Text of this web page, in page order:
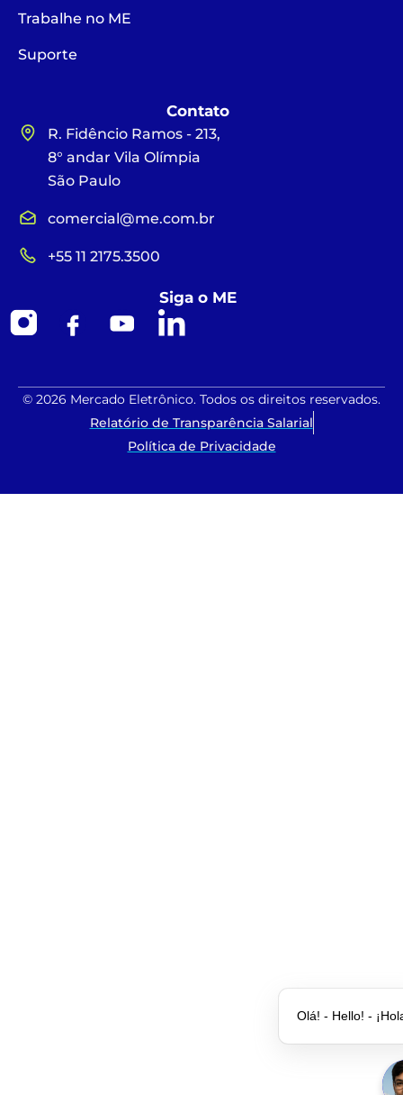
Trabalhe no ME
Suporte
Contato
R. Fidêncio Ramos - 213,
8° andar Vila Olímpia
São Paulo
comercial@me.com.br
+55 11 2175.3500
Siga o ME
© 2026 Mercado Eletrônico. Todos os direitos reservados.
Relatório de Transparência Salarial
Política de Privacidade
Olá! - Hello! -